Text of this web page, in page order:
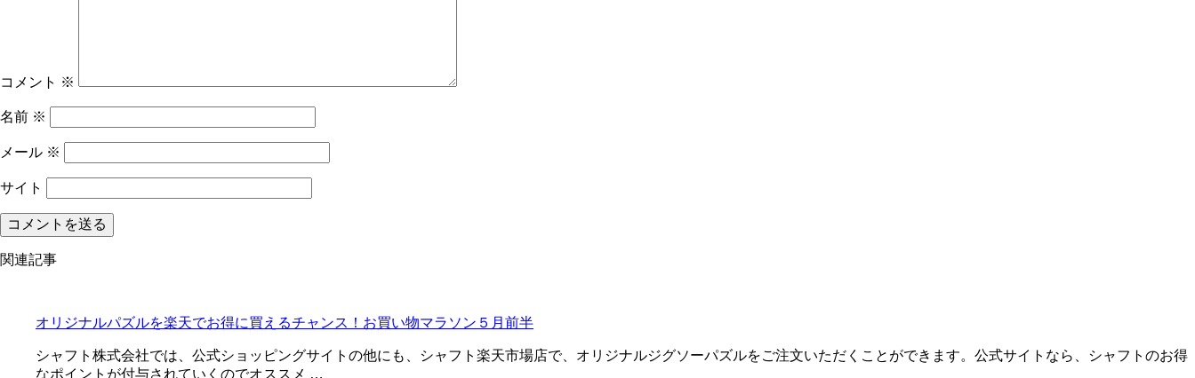
コメント ※
名前 ※
メール ※
サイト
関連記事
オリジナルパズルを楽天でお得に買えるチャンス！お買い物マラソン５月前半
シャフト株式会社では、公式ショッピングサイトの他にも、シャフト楽天市場店で、オリジナルジグソーパズルをご注文いただくことができます。公式サイトなら、シャフトのお得
なポイントが付与されていくのでオススメ …